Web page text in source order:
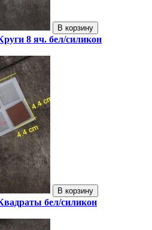
В корзину
8 яч. бел/силикон
В корзину
бел/силикон